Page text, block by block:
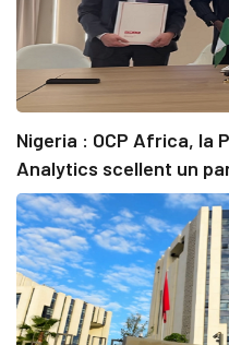
Nigeria : OCP Africa, la
Analytics scellent un